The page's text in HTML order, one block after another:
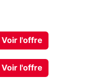
Voir l'offre
Voir l'offre